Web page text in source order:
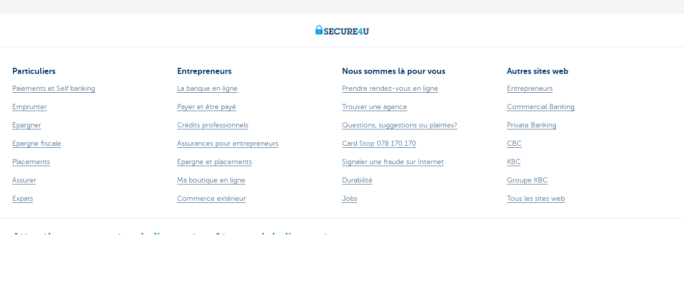
Particuliers
Paiements et Self banking
Emprunter
Epargner
Epargne fiscale
Placements
Assurer
Expats
Entrepreneurs
La banque en ligne
Payer et être payé
Crédits professionnels
Assurances pour entrepreneurs
Epargne et placements
Ma boutique en ligne
Commerce extérieur
Nous sommes là pour vous
Prendre rendez-vous en ligne
Trouver une agence
Questions, suggestions ou plaintes?
Card Stop 078 170 170
Signaler une fraude sur Internet
Durabilité
Jobs
Autres sites web
Entrepreneurs
Commercial Banking
Private Banking
CBC
KBC
Groupe KBC
Tous les sites web
Attention, emprunter de l'argent coûte aussi de l'argent.